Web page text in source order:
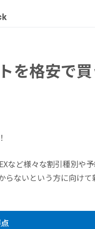
を格安で
など様々な割引種別や
ないという方に向け